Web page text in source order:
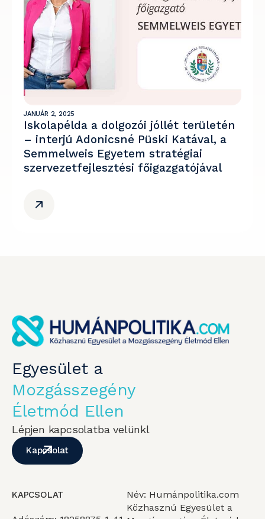
JANUÁR 2, 2025
Iskolapélda a dolgozói jóllét területén
– interjú Adonicsné Püski Katával, a
Semmelweis Egyetem stratégiai
szervezetfejlesztési főigazgatójával
Egyesület a
Mozgásszegény
Életmód Ellen
Lépjen kapcsolatba velünkl
Kapcsolat
KAPCSOLAT
Név: Humánpolitika.com
Közhasznú Egyesület a